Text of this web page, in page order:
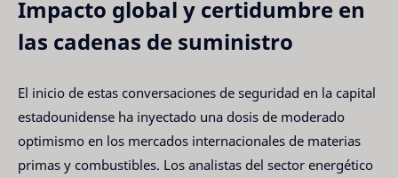
Impacto global y certidumbre en
las cadenas de suministro
El inicio de estas conversaciones de seguridad en la capital
estadounidense ha inyectado una dosis de moderado
optimismo en los mercados internacionales de materias
primas y combustibles. Los analistas del sector energético